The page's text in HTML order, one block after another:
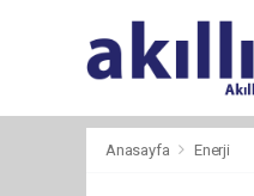
Anasayfa Enerji